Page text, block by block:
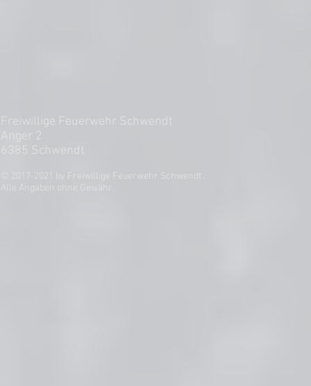
Freiwillige Feuerwehr Schwendt
Anger 2
6385 Schwendt
© 2017-2021 by Freiwillige Feuerwehr Schwendt .
Alle Angaben ohne Gewähr.